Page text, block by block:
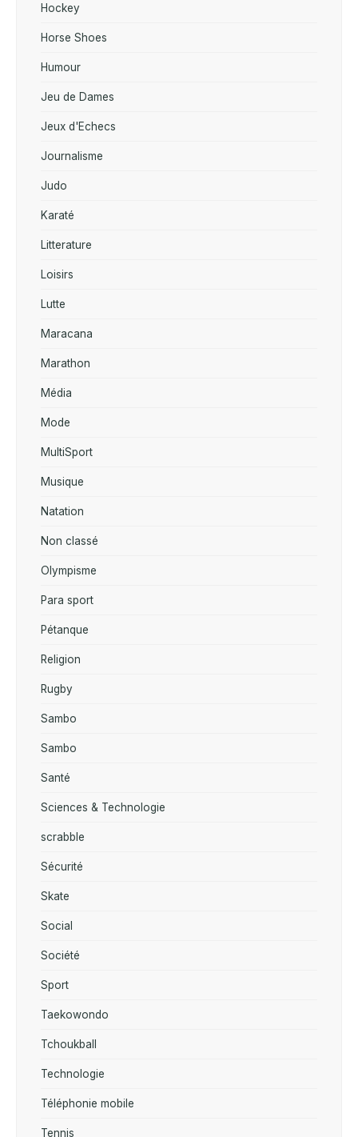
Hockey
Horse Shoes
Humour
Jeu de Dames
Jeux d'Echecs
Journalisme
Judo
Karaté
Litterature
Loisirs
Lutte
Maracana
Marathon
Média
Mode
MultiSport
Musique
Natation
Non classé
Olympisme
Para sport
Pétanque
Religion
Rugby
Sambo
Sambo
Santé
Sciences & Technologie
scrabble
Sécurité
Skate
Social
Société
Sport
Taekowondo
Tchoukball
Technologie
Téléphonie mobile
Tennis